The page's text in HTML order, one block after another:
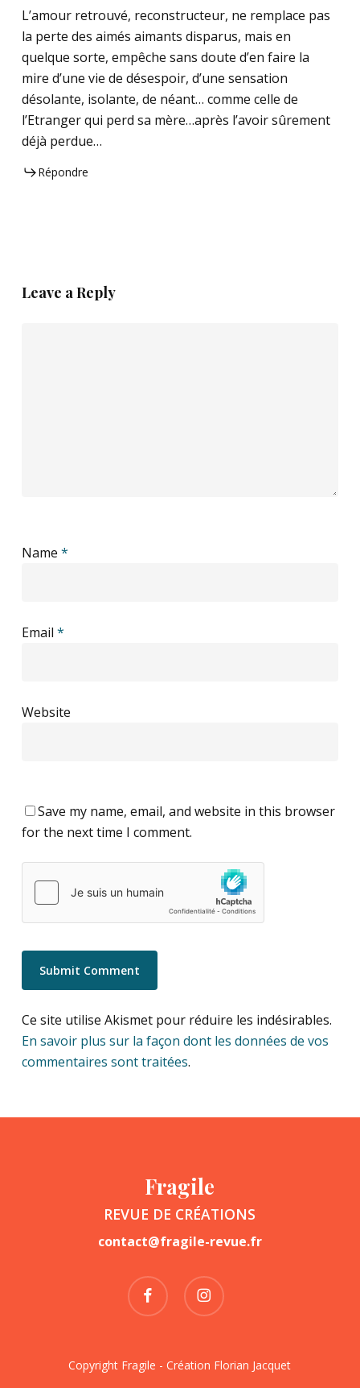
L’amour retrouvé, reconstructeur, ne remplace pas
la perte des aimés aimants disparus, mais en
quelque sorte, empêche sans doute d’en faire la
mire d’une vie de désespoir, d’une sensation
désolante, isolante, de néant… comme celle de
l’Etranger qui perd sa mère…après l’avoir sûrement
déjà perdue…
Répondre
Leave a Reply
Name *
Email *
Website
Save my name, email, and website in this browser
for the next time I comment.
Ce site utilise Akismet pour réduire les indésirables.
En savoir plus sur la façon dont les données de vos
commentaires sont traitées.
Fragile
REVUE DE CRÉATIONS
contact@fragile-revue.fr
facebook instagram
Copyright Fragile - Création Florian Jacquet